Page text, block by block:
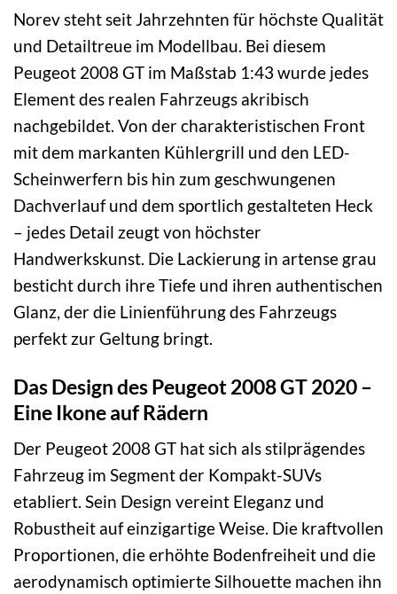
Norev steht seit Jahrzehnten für höchste Qualität
und Detailtreue im Modellbau. Bei diesem
Peugeot 2008 GT im Maßstab 1:43 wurde jedes
Element des realen Fahrzeugs akribisch
nachgebildet. Von der charakteristischen Front
mit dem markanten Kühlergrill und den LED-
Scheinwerfern bis hin zum geschwungenen
Dachverlauf und dem sportlich gestalteten Heck
– jedes Detail zeugt von höchster
Handwerkskunst. Die Lackierung in artense grau
besticht durch ihre Tiefe und ihren authentischen
Glanz, der die Linienführung des Fahrzeugs
perfekt zur Geltung bringt.
Das Design des Peugeot 2008 GT 2020 –
Eine Ikone auf Rädern
Der Peugeot 2008 GT hat sich als stilprägendes
Fahrzeug im Segment der Kompakt-SUVs
etabliert. Sein Design vereint Eleganz und
Robustheit auf einzigartige Weise. Die kraftvollen
Proportionen, die erhöhte Bodenfreiheit und die
aerodynamisch optimierte Silhouette machen ihn